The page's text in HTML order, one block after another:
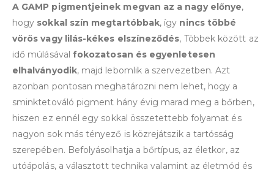
A GAMP pigmentjeinek megvan az a nagy előnye,
hogy sokkal szín megtartóbbak, így nincs többé
vörös vagy lilás-kékes elszíneződés, Többek között az
idő múlásával fokozatosan és egyenletesen
elhalványodik, majd lebomlik a szervezetben. Azt
azonban pontosan meghatározni nem lehet, hogy a
sminktetováló pigment hány évig marad meg a bőrben,
hiszen ez ennél egy sokkal összetettebb folyamat és
nagyon sok más tényező is közrejátszik a tartósság
szerepében. Befolyásolhatja a bőrtípus, az életkor, az
utóápolás, a választott technika valamint az életmód és